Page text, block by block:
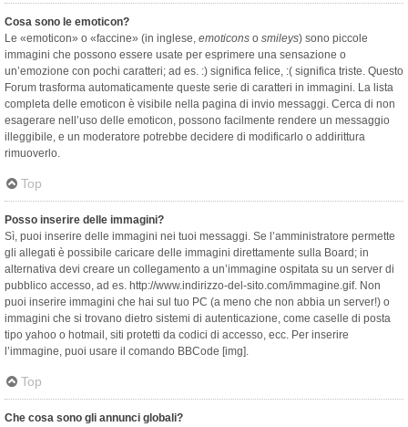
Cosa sono le emoticon?
Le «emoticon» o «faccine» (in inglese, emoticons o smileys) sono piccole
immagini che possono essere usate per esprimere una sensazione o
un’emozione con pochi caratteri; ad es. :) significa felice, :( significa triste. Questo
Forum trasforma automaticamente queste serie di caratteri in immagini. La lista
completa delle emoticon è visibile nella pagina di invio messaggi. Cerca di non
esagerare nell’uso delle emoticon, possono facilmente rendere un messaggio
illeggibile, e un moderatore potrebbe decidere di modificarlo o addirittura
rimuoverlo.
Top
Posso inserire delle immagini?
Sì, puoi inserire delle immagini nei tuoi messaggi. Se l’amministratore permette
gli allegati è possibile caricare delle immagini direttamente sulla Board; in
alternativa devi creare un collegamento a un’immagine ospitata su un server di
pubblico accesso, ad es. http://www.indirizzo-del-sito.com/immagine.gif. Non
puoi inserire immagini che hai sul tuo PC (a meno che non abbia un server!) o
immagini che si trovano dietro sistemi di autenticazione, come caselle di posta
tipo yahoo o hotmail, siti protetti da codici di accesso, ecc. Per inserire
l’immagine, puoi usare il comando BBCode [img].
Top
Che cosa sono gli annunci globali?